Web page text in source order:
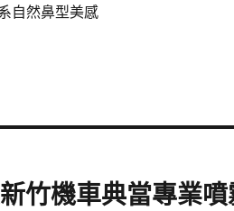
自然鼻型美感
竹機車典當專業